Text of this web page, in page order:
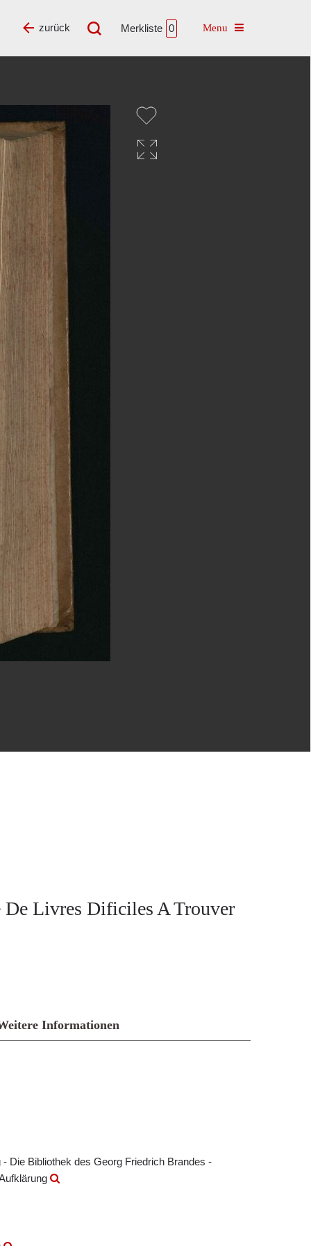
Merkliste 0 Toggle navigation
zurück
Livres Dificiles A Trouver
Informationen
Die Bibliothek des Georg Friedrich Brandes -